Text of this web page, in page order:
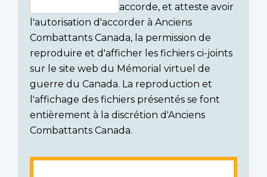
Consent
section
accorde, et atteste avoir
l'autorisation d'accorder à Anciens
Combattants Canada, la permission de
reproduire et d'afficher les fichiers ci-joints
sur le site web du Mémorial virtuel de
guerre du Canada. La reproduction et
l'affichage des fichiers présentés se font
entièrement à la discrétion d'Anciens
Combattants Canada.